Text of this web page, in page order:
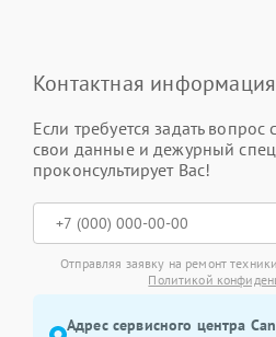
Контактная информация
Если требуется задать вопрос
свои данные и дежурный
проконсультирует Вас!
Отправляя заявку на ремонт
Политикой
Адрес сервисного центра